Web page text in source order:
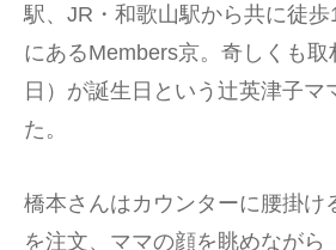
駅、JR・和歌山駅から共に徒
にあるMembers京。奇しくも
日）が誕生日という辻英津子マ
た。
橋本さんはカウンターに腰掛け
を注文、ママの顔を眺めながら